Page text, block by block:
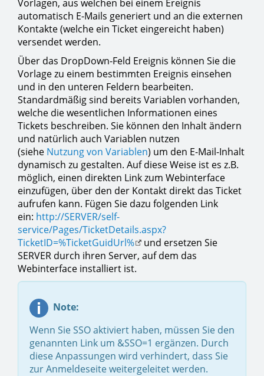
Vorlagen, aus welchen bei einem Ereignis
automatisch E-Mails generiert und an die externen
Kontakte (welche ein Ticket eingereicht haben)
versendet werden.
Über das DropDown-Feld Ereignis können Sie die
Vorlage zu einem bestimmten Ereignis einsehen
und in den unteren Feldern bearbeiten.
Standardmäßig sind bereits Variablen vorhanden,
welche die wesentlichen Informationen eines
Tickets beschreiben. Sie können den Inhalt ändern
und natürlich auch Variablen nutzen
(siehe Nutzung von Variablen) um den E-Mail-Inhalt
dynamisch zu gestalten. Auf diese Weise ist es z.B.
möglich, einen direkten Link zum Webinterface
einzufügen, über den der Kontakt direkt das Ticket
aufrufen kann. Fügen Sie dazu folgenden Link
ein: http://SERVER/self-
service/Pages/TicketDetails.aspx?
TicketID=%TicketGuidUrl%
und ersetzen Sie
SERVER durch ihren Server, auf dem das
Webinterface installiert ist.
Note:
Wenn Sie SSO aktiviert haben, müssen Sie den
genannten Link um &SSO=1 ergänzen. Durch
diese Anpassungen wird verhindert, dass Sie
zur Anmeldeseite weitergeleitet werden.